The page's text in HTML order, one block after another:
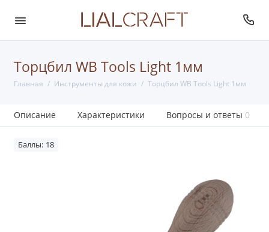
Торцбил WB Tools Light 1мм
Главная Инструменты для кожи Торцбил WB Tools Light 1мм
Описание Характеристики Вопросы и ответы 0
Баллы: 18